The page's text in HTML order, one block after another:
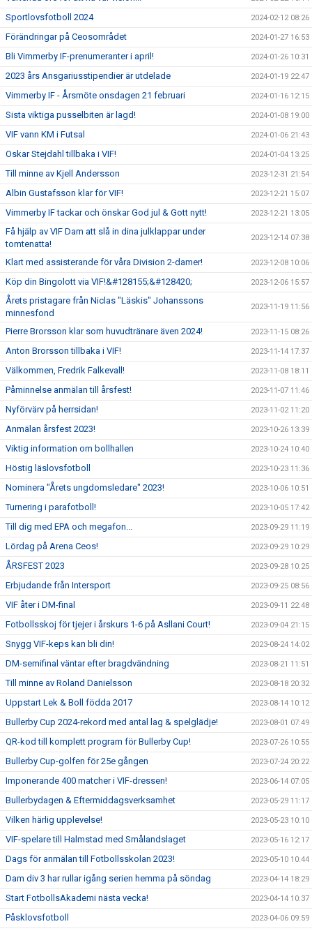
Sportlovsfotboll 2024 2024-02-12 08:26
Förändringar på Ceosområdet 2024-01-27 16:53
Bli Vimmerby IF-prenumeranter i april! 2024-01-26 10:31
2023 års Ansgariusstipendier är utdelade 2024-01-19 22:47
Vimmerby IF - Årsmöte onsdagen 21 februari 2024-01-16 12:15
Sista viktiga pusselbiten är lagd! 2024-01-08 19:00
VIF vann KM i Futsal 2024-01-06 21:43
Oskar Stejdahl tillbaka i VIF! 2024-01-04 13:25
Till minne av Kjell Andersson 2023-12-31 21:54
Albin Gustafsson klar för VIF! 2023-12-21 15:07
Vimmerby IF tackar och önskar God jul & Gott nytt! 2023-12-21 13:05
Få hjälp av VIF Dam att slå in dina julklappar under
tomtenatta!
2023-12-14 07:38
Klart med assisterande för våra Division 2-damer! 2023-12-08 10:06
Köp din Bingolott via VIF!&#128155;&#128420; 2023-12-06 15:57
Årets pristagare från Niclas "Läskis" Johanssons
minnesfond
2023-11-19 11:56
Pierre Brorsson klar som huvudtränare även 2024! 2023-11-15 08:26
Anton Brorsson tillbaka i VIF! 2023-11-14 17:37
Välkommen, Fredrik Falkevall! 2023-11-08 18:11
Påminnelse anmälan till årsfest! 2023-11-07 11:46
Nyförvärv på herrsidan! 2023-11-02 11:20
Anmälan årsfest 2023! 2023-10-26 13:39
Viktig information om bollhallen 2023-10-24 10:40
Höstig läslovsfotboll 2023-10-23 11:36
Nominera "Årets ungdomsledare" 2023! 2023-10-06 10:51
Turnering i parafotboll! 2023-10-05 17:42
Till dig med EPA och megafon... 2023-09-29 11:19
Lördag på Arena Ceos! 2023-09-29 10:29
ÅRSFEST 2023 2023-09-28 10:25
Erbjudande från Intersport 2023-09-25 08:56
VIF åter i DM-final 2023-09-11 22:48
Fotbollsskoj för tjejer i årskurs 1-6 på Asllani Court! 2023-09-04 21:15
Snygg VIF-keps kan bli din! 2023-08-24 14:02
DM-semifinal väntar efter bragdvändning 2023-08-21 11:51
Till minne av Roland Danielsson 2023-08-18 20:32
Uppstart Lek & Boll födda 2017 2023-08-14 10:12
Bullerby Cup 2024-rekord med antal lag & spelglädje! 2023-08-01 07:49
QR-kod till komplett program för Bullerby Cup! 2023-07-26 10:55
Bullerby Cup-golfen för 25e gången 2023-07-24 20:22
Imponerande 400 matcher i VIF-dressen! 2023-06-14 07:05
Bullerbydagen & Eftermiddagsverksamhet 2023-05-29 11:17
Vilken härlig upplevelse! 2023-05-23 10:10
VIF-spelare till Halmstad med Smålandslaget 2023-05-16 12:17
Dags för anmälan till Fotbollsskolan 2023! 2023-05-10 10:44
Dam div 3 har rullar igång serien hemma på söndag 2023-04-14 18:29
Start FotbollsAkademi nästa vecka! 2023-04-14 10:37
Påsklovsfotboll 2023-04-06 09:59